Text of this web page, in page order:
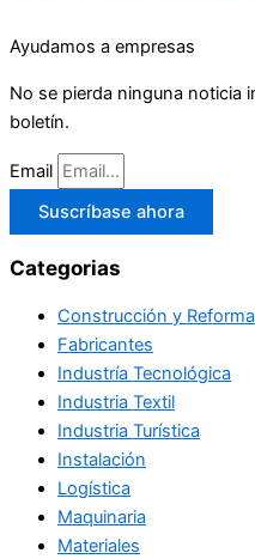
Ayudamos a empresas
No se pierda ninguna noticia
boletín.
Email
Suscríbase ahora
Categorias
Construcción y
Fabricantes
Industría Tecnológica
Industria Textil
Industria Turística
Instalación
Logística
Maquinaria
Materiales